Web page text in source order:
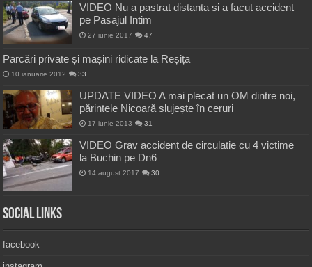
VIDEO Nu a pastrat distanta si a facut accident
pe Pasajul Intim
27 iunie 2017 47
Parcări private și mașini ridicate la Reșița
10 ianuarie 2012 33
UPDATE VIDEO A mai plecat un OM dintre noi,
părintele Nicoară slujește în ceruri
17 iunie 2013 31
VIDEO Grav accident de circulatie cu 4 victime
la Buchin pe Dn6
14 august 2017 30
Social Links
facebook